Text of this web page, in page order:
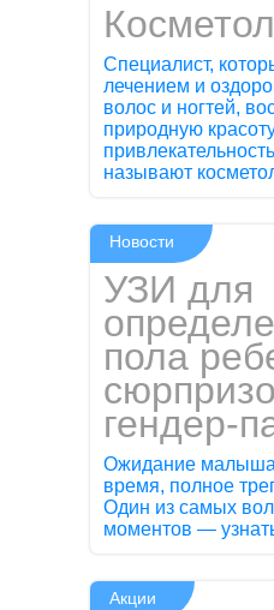
Специалист,
лечением и
волос и ногтей,
природную
называют
УЗИ для
пола
гендер-
Ожидание
время, полное
Один из самых
моментов —
Новости
Акции